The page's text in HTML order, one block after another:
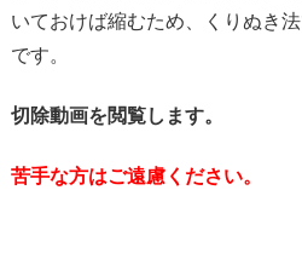
いておけば縮むため、くりぬき
です。
切除動画を閲覧します。
苦手な方はご遠慮ください。